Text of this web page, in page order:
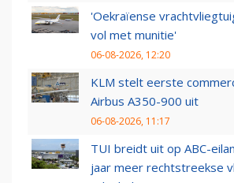
'Oekraïense
vol met munitie'
06-08-2026, 12:20
KLM stelt eerste
Airbus A350-900 uit
06-08-2026, 11:17
TUI breidt uit op ABC-
jaar meer rechtstreekse